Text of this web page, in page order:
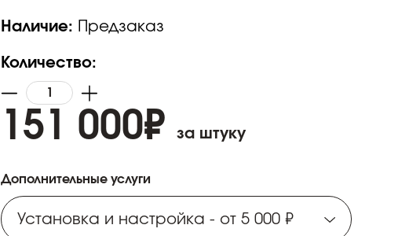
Наличие: Предзаказ
Количество:
151 000₽ за штуку
Дополнительные услуги
Установка и настройка - от 5 000 ₽